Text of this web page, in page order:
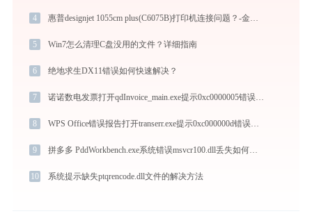
4 惠普designjet 1055cm plus(C6075B)打印机连接问题？-金山毒霸
5 Win7怎么清理C盘没用的文件？详细指南
6 绝地求生DX11错误如何快速解决？
7 诺诺数电发票打开qdInvoice_main.exe提示0xc0000005错误码怎么办
8 WPS Office错误报告打开transerr.exe提示0xc000000d错误码怎么办
9 拼多多 PddWorkbench.exe系统错误msvcr100.dll丢失如何解决
10 系统提示缺失ptqrencode.dll文件的解决方法